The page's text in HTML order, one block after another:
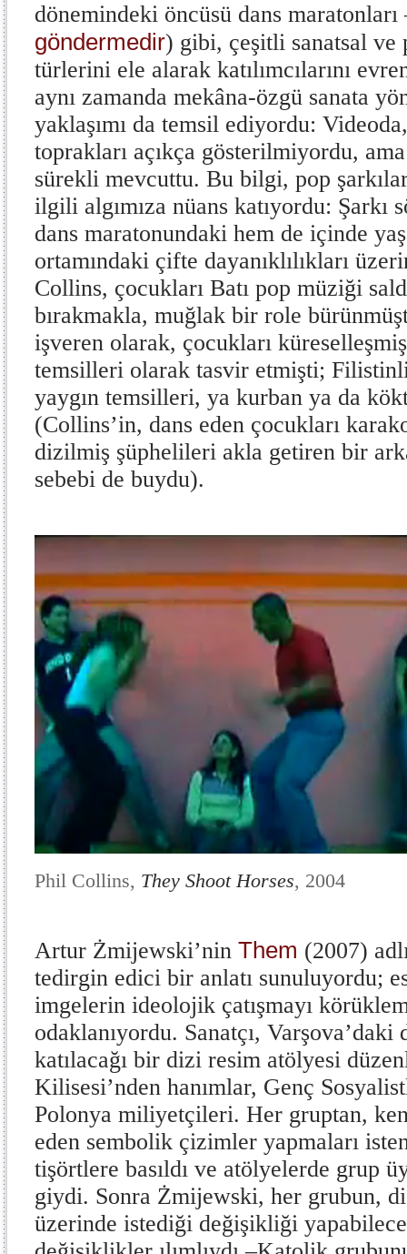
dönemindeki öncüsü dans
göndermedir) gibi, çeşitli sanatsal ve
türlerini ele alarak katılımcılarını
aynı zamanda mekâna-özgü sanata
yaklaşımı da temsil ediyordu:
toprakları açıkça gösterilmiyordu,
sürekli mevcuttu. Bu bilgi, pop
ilgili algımıza nüans katıyordu: Şarkı
dans maratonundaki hem de içinde
ortamındaki çifte dayanıklılıkları
Collins, çocukları Batı pop müziği
bırakmakla, muğlak bir role
işveren olarak, çocukları
temsilleri olarak tasvir etmişti;
yaygın temsilleri, ya kurban ya da
(Collins’in, dans eden çocukları
dizilmiş şüphelileri akla getiren bir
sebebi de buydu).
Phil Collins, They Shoot Horses, 2004
Artur Żmijewski’nin Them (2007)
tedirgin edici bir anlatı sunuluyordu;
imgelerin ideolojik çatışmayı
odaklanıyordu. Sanatçı,
katılacağı bir dizi resim atölyesi
Kilisesi’nden hanımlar, Genç
Polonya miliyetçileri. Her gruptan,
eden sembolik çizimler yapmaları
tişörtlere basıldı ve atölyelerde grup
giydi. Sonra Żmijewski, her grubun,
üzerinde istediği değişikliği